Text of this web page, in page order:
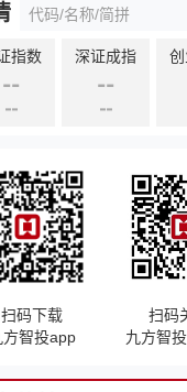
指数
--
--
深证成指
--
--
扫码下载
方智投app
扫码
九方智